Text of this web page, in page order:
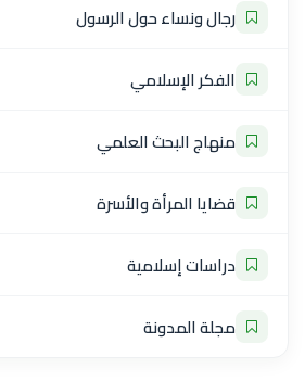
رجال ونساء حول الرسول
الفكر الإسلامي
منهاج البحث العلمي
قضايا المرأة والأسرة
دراسات إسلامية
مجلة المدونة